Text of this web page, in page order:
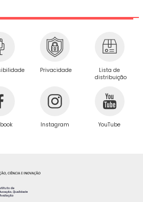
Privacidade
Lista de
distribuição
Instagram YouTube